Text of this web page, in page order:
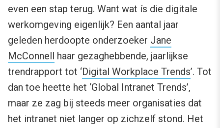
even een stap terug. Want wat ís die digitale
werkomgeving eigenlijk? Een aantal jaar
geleden herdoopte onderzoeker Jane
McConnell haar gezaghebbende, jaarlijkse
trendrapport tot ‘Digital Workplace Trends’. Tot
dan toe heette het ‘Global Intranet Trends’,
maar ze zag bij steeds meer organisaties dat
het intranet niet langer op zichzelf stond. Het